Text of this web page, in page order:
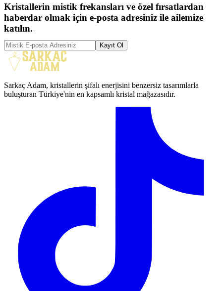
Kristallerin mistik frekansları ve özel fırsatlardan
haberdar olmak için e-posta adresiniz ile ailemize
katılın.
Kayıt Ol
Sarkaç Adam, kristallerin şifalı enerjisini benzersiz tasarımlarla
buluşturan Türkiye'nin en kapsamlı kristal mağazasıdır.